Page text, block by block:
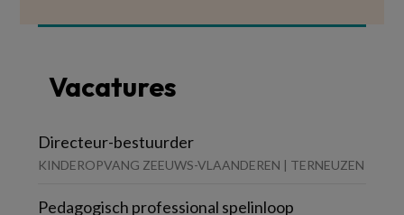
Vacatures
Directeur-bestuurder
KINDEROPVANG ZEEUWS-VLAANDEREN | TERNEUZEN
Pedagogisch professional spelinloop